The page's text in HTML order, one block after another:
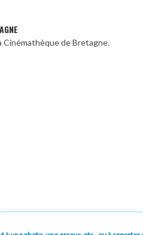
Cinémathèque de Bretagne.